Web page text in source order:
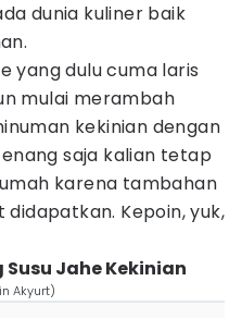
dunia kuliner baik
yang dulu cuma laris
mulai merambah
kekinian dengan
saja kalian tetap
karena tambahan
Kepoin, yuk,
Jahe Kekinian
Akyurt)